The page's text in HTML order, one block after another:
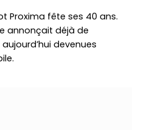
Proxima fête ses 40 ans.
annonçait déjà de
devenues